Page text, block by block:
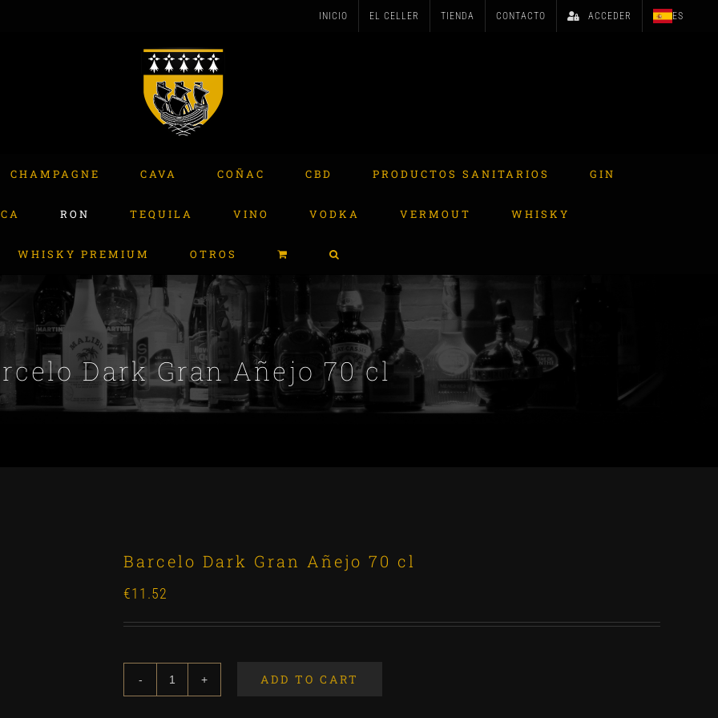
INICIO EL CELLER TIENDA CONTACTO ACCEDER ES
CHAMPAGNE CAVA COÑAC CBD PRODUCTOS SANITARIOS GIN
RON TEQUILA VINO VODKA VERMOUT WHISKY
WHISKY PREMIUM OTROS
Dark Gran Añejo 70 cl
Barcelo Dark Gran Añejo 70 cl
€11.52
ADD TO CART